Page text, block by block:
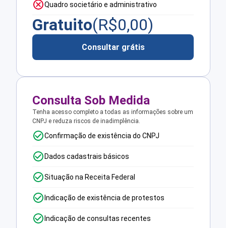
Quadro societário e administrativo
Gratuito(R$0,00)
Consultar grátis
Consulta Sob Medida
Tenha acesso completo a todas as informações sobre um
CNPJ e reduza riscos de inadimplência.
Confirmação de existência do CNPJ
Dados cadastrais básicos
Situação na Receita Federal
Indicação de existência de protestos
Indicação de consultas recentes